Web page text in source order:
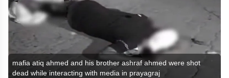
mafia atiq ahmed and his brother ashraf ahmed were shot
dead while interacting with media in prayagraj